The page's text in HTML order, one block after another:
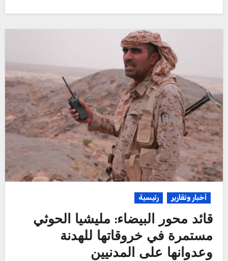
أخبار وتقارير رئيسية
قائد محور البيضاء: مليشيا الحوثي
مستمرة في خروقاتها للهدنة
وعدوانها على المدنيين